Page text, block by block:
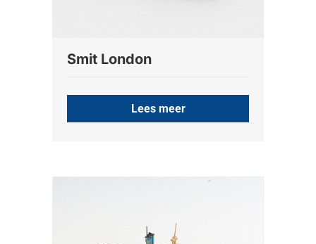
Smit London
Lees meer